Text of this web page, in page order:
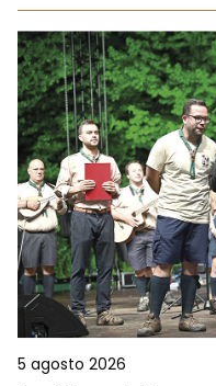
5 agosto 2026